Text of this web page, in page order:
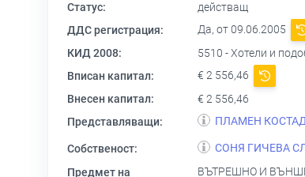
Статус:
действащ
ДДС регистрация:
Да, от 09.06.2005
КИД 2008:
5510 - Хотели и
Вписан капитал:
€ 2 556,46
Внесен капитал:
€ 2 556,46
Представляващи:
ПЛАМЕН
Собственост: СОНЯ ГИЧЕВА
Предмет на
ВЪТРЕШНО И